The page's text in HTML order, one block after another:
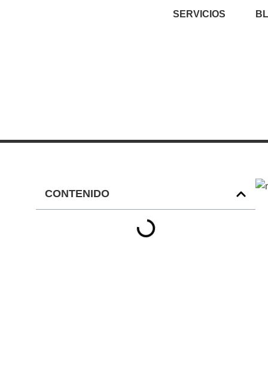
SERVICIOS
CONTENIDO